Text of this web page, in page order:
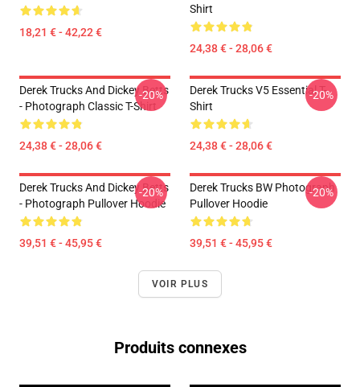
18,21 € - 42,22 €
Shirt
24,38 € - 28,06 €
Derek Trucks And Dickey Betts
- Photograph Classic T-Shirt
24,38 € - 28,06 €
-20%
Derek Trucks V5 Essential T-
Shirt
24,38 € - 28,06 €
-20%
Derek Trucks And Dickey Betts
- Photograph Pullover Hoodie
39,51 € - 45,95 €
-20%
Derek Trucks BW Photograph
Pullover Hoodie
39,51 € - 45,95 €
-20%
VOIR PLUS
Produits connexes